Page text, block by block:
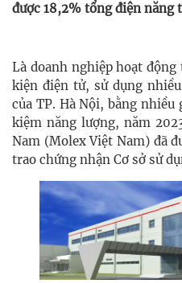
được 18,2% tổng điện năng
Là doanh nghiệp hoạt
kiện điện tử, sử dụng
của TP. Hà Nội, bằng
kiệm năng lượng, năm
Nam (Molex Việt Nam) đã
trao chứng nhận Cơ sở sử